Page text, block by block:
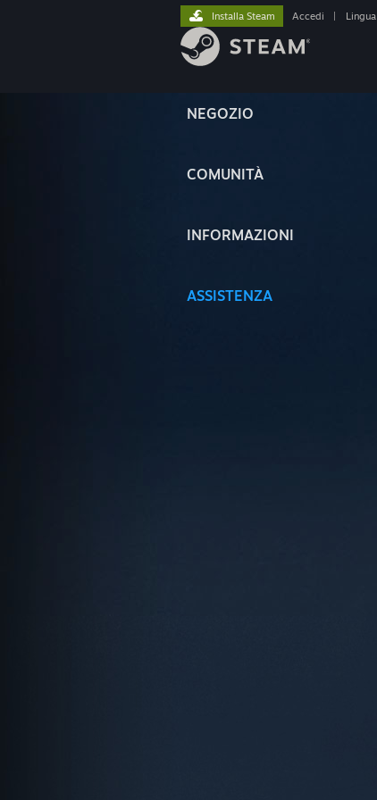
NEGOZIO
COMUNITÀ
INFORMAZIONI
ASSISTENZA
Installa Steam Accedi Lingua